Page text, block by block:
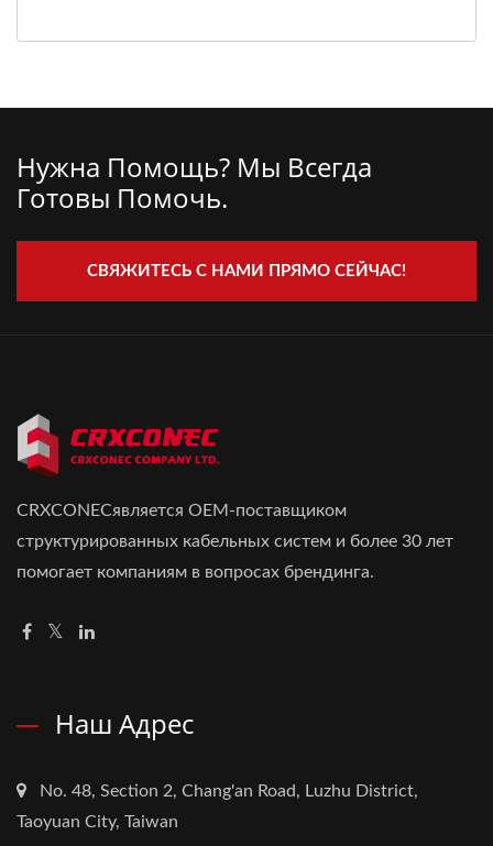
Нужна Помощь? Мы Всегда
Готовы Помочь.
СВЯЖИТЕСЬ С НАМИ ПРЯМО СЕЙЧАС!
CRXCONECявляется OEM-поставщиком
структурированных кабельных систем и более 30 лет
помогает компаниям в вопросах брендинга.
Наш Адрес
No. 48, Section 2, Chang'an Road, Luzhu District,
Taoyuan City, Taiwan